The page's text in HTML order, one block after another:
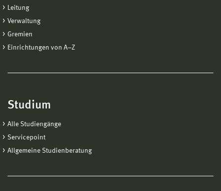
Leitung
Verwaltung
Gremien
Einrichtungen von A−Z
Studium
Alle Studiengänge
Servicepoint
Allgemeine Studienberatung